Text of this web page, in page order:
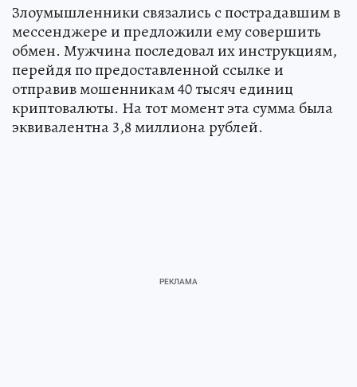
Злоумышленники связались с пострадавшим в
мессенджере и предложили ему совершить
обмен. Мужчина последовал их инструкциям,
перейдя по предоставленной ссылке и
отправив мошенникам 40 тысяч единиц
криптовалюты. На тот момент эта сумма была
эквивалентна 3,8 миллиона рублей.